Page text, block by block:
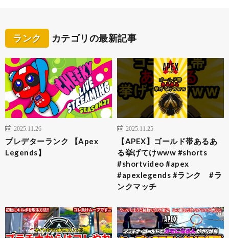
ランク カテゴリの最新記事
2025.11.26
プレデターランク 【Apex
Legends】
2025.11.25
【APEX】ゴールド帯あるあ
る挙げてけwww #shorts
#shortvideo #apex
#apexlegends #ランク #ラ
ンクマッチ